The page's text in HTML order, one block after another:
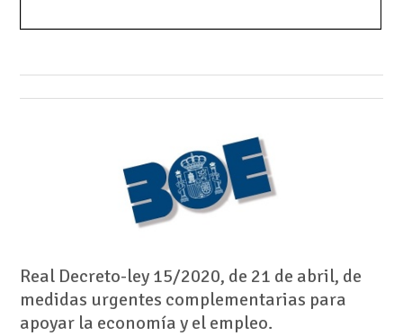
Real Decreto-ley 15/2020, de 21 de abril, de
medidas urgentes complementarias para
apoyar la economía y el empleo.